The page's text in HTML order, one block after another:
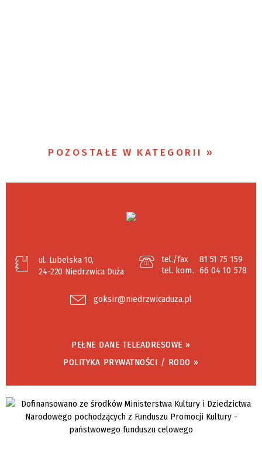
POZOSTAŁE W KATEGORII
ul. Lubelska 10,
24-220 Niedrzwica Duża
tel./fax
81 51 75 159
tel. kom. 66 04 10 578
goksir@niedrzwicaduza.pl
PEŁNE DANE TELEADRESOWE »
POLITYKA PRYWATNOŚCI / RODO »